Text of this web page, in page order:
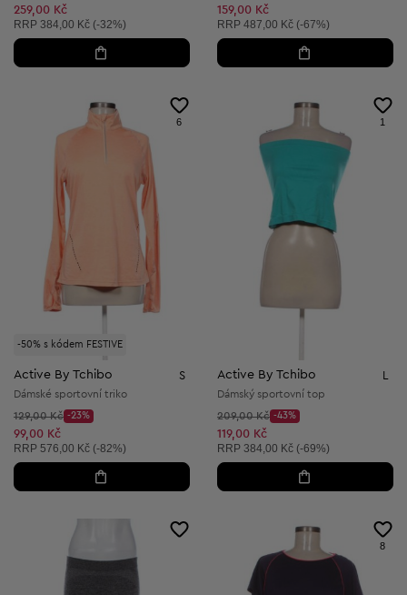
259,00 Kč
Doporučená cena:
RRP 384,00 Kč (-32%)
159,00 Kč
Doporučená cena:
RRP 487,00 Kč (-67%)
-50% s kódem FESTIVE
6
Active By Tchibo S
Dámské sportovní triko
Původní cena:
129,00 Kč
Discount Price:
-23%
Snížená cena:
99,00 Kč
Doporučená cena:
RRP 576,00 Kč (-82%)
1
Active By Tchibo
Dámský sportovní top
Původní cena:
209,00 Kč
Discount Price:
-43%
Snížená cena:
119,00 Kč
Doporučená cena:
RRP 384,00 Kč (-69%)
8